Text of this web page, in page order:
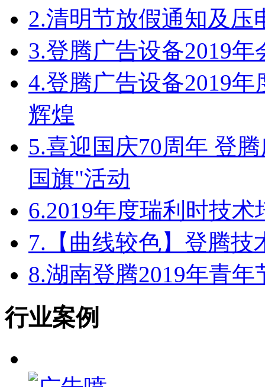
2.清明节放假通知及压
3.登腾广告设备2019
4.登腾广告设备2019
辉煌
5.喜迎国庆70周年 登
国旗"活动
6.2019年度瑞利时技
7. 【曲线较色】登腾
8.湖南登腾2019年青
行业案例